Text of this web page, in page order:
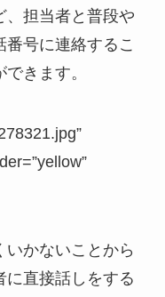
、担当者と普段や
号に連絡するこ
きます。
かないことから
に直接話しをする